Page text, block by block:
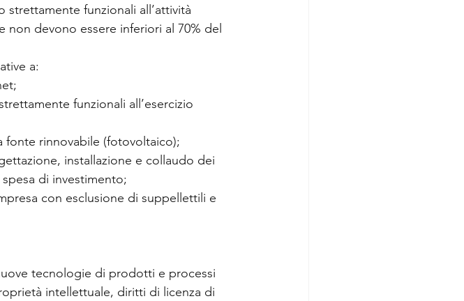
funzionali all’attività
non devono essere inferiori al 70% del
a:
funzionali all’esercizio
rinnovabile (fotovoltaico);
installazione e collaudo dei
di investimento;
con esclusione di suppellettili e
tecnologie di prodotti e processi
intellettuale, diritti di licenza di